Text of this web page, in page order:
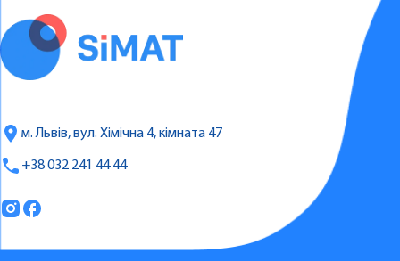
м. Львів, вул. Хімічна 4, кімната 47
+38 032 241 44 44